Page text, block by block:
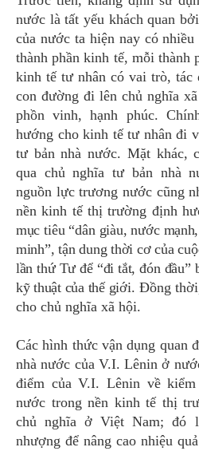
nước là tất yếu khách quan
của nước ta hiện nay có
thành phần kinh tế, mỗi thành
kinh tế tư nhân có vai trò, tác
con đường đi lên chủ nghĩa
phồn vinh, hạnh phúc.
hướng cho kinh tế tư nhân đi
tư bản nhà nước. Mặt khác,
qua chủ nghĩa tư bản nhà
nguồn lực trương nước cũng
nền kinh tế thị trường định
mục tiêu “dân giàu, nước
minh”, tận dung thời cơ của
lần thứ Tư để “đi tắt, đón đầu”
kỹ thuật của thế giới. Đồng
cho chủ nghĩa xã hội.
Các hình thức vận dụng quan
nhà nước của V.I. Lênin ở
điểm của V.I. Lênin về
nước trong nền kinh tế thị
chủ nghĩa ở Việt Nam; đó
nhượng để nâng cao nhiệu